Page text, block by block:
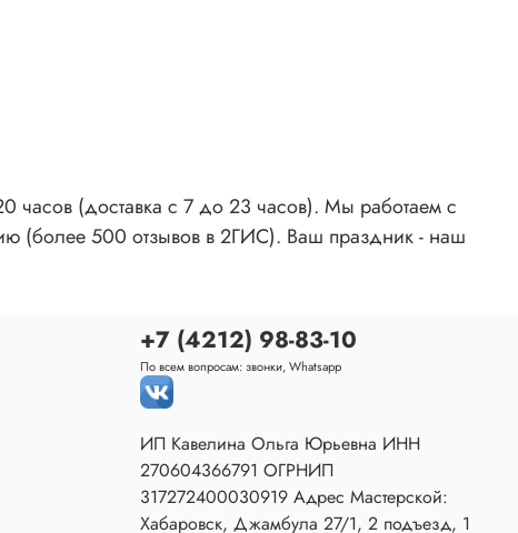
часов (доставка с 7 до 23 часов). Мы работаем с
(более 500 отзывов в 2ГИС). Ваш праздник - наш
+7 (4212) 98-83-10
По всем вопросам: звонки, Whatsapp
ИП Кавелина Ольга Юрьевна ИНН
270604366791 ОГРНИП
317272400030919 Адрес Мастерской:
Хабаровск, Джамбула 27/1, 2 подъезд, 1